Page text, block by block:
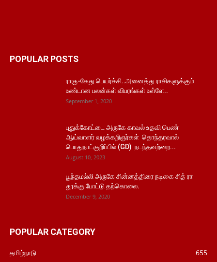
POPULAR POSTS
ராகு-கேது பெயர்ச்சி..அனைத்து ராசிகளுக்கும்
உண்டான பலன்கள் விபரங்கள் உள்ளே..
September 1, 2020
புதுக்கோட்டை அருகே காவல் உதவி பெண்
ஆய்வாளர் வழக்கறிஞர்கள் தொந்தரவால்
பொதுநாட்குறிப்பில் (GD) நடந்தவற்றை...
August 10, 2023
பூந்தமல்லி அருகே சின்னத்திரை நடிகை சித் ரா
தூக்கு போட்டு தற்கொலை.
December 9, 2020
POPULAR CATEGORY
தமிழ்நாடு
655